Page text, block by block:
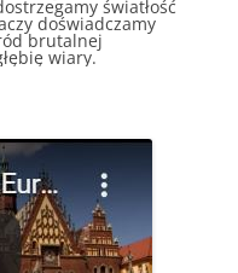
światłość
doświadczamy
brutalnej
wiary.